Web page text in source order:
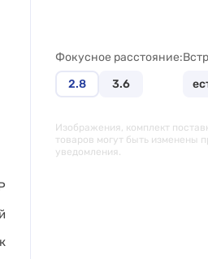
Фокусное расстояние
2.8
3.6
Изображения, комплект
товаров могут быть изменены
уведомления.